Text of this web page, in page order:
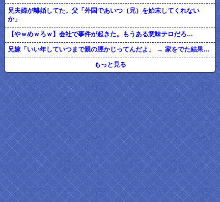
兄夫婦が離婚してた。父「外国であいつ（兄）を始末してくれない
か」
【やｗめｗろｗ】会社で事件が起きた。もうある意味テロだろ…
兄嫁「いい年していつまで親の脛かじってんだよ」 → 家をでた結果…
もっと見る